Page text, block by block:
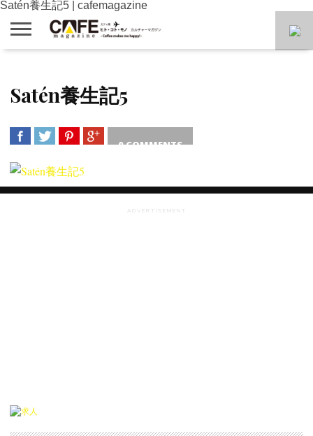
Satén養生記5 | cafemagazine
NEWS
RECRUIT
AREA
SEARCH
CAFE
SEARCH
COFFEE
BREAK
VIDEO
Satén養生記5
SHARE
0 COMMENTS
ADVERTISEMENT